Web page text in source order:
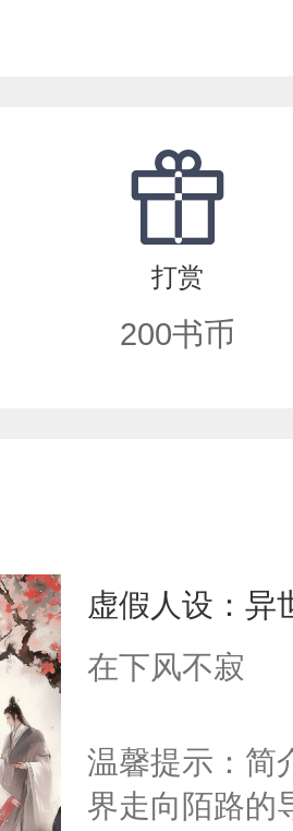
杀之鸡犬，无遗留之
打赏
200书币
虚假人设：异
在下风不寂
温馨提示：简
界走向陌路的